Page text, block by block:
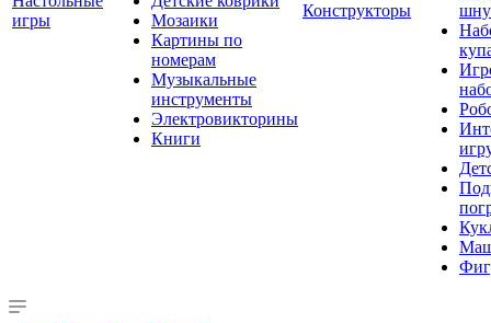
игры
Мозаики
Картины по
номерам
Музыкальные
инструменты
Электровикторины
Книги
Конструкторы